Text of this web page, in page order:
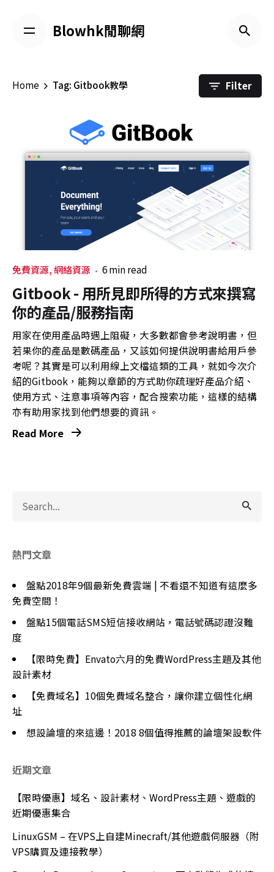
content
Blowhk閒聊網
Home Tag: Gitbook教學 Filter
免費資源 網絡資源 6 min read
Gitbook - 用所見即所得的方式來撰寫
你的產品/服務指南
用家在使用產品時遇上阻礙，大多數都會參考說明書，但
若果你的產品是數碼產品，又該如何提供說明書給用戶參
考呢？其實是可以利用線上文檔這類的工具，就如今次介
紹的Gitbook，能夠以章節的方式助你疏理好產品介紹、
使用方式、注意事項等內容，配合搜索功能，這樣的結構
亦有助用家找到他們想要的資訊。
Read More
for
熱門文章
盤點2018年9個最新免費雲端 | 不看還不知道有這麼多
免費空間！
盤點15個電話SMS短信接收網站，電話號碼認證沒難
度
【限時免費】Envato六月的免費WordPress主題及其他
設計素材
【免費域名】10個免費域名整合，讓你建立個性化網
址
想設論壇的來這邊！2018 8個值得推薦的論壇架設軟件
近期文章
【限時優惠】域名、設計素材、WordPress主題、遊戲的
近期優惠集合
LinuxGSM – 在VPS上自建Minecraft/其他遊戲伺服器（附
VPS購買及連接教學）